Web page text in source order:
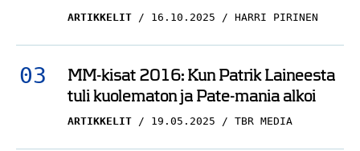
ARTIKKELIT 16.10.2025 HARRI PIRINEN
MM-kisat 2016: Kun Patrik Laineesta
tuli kuolematon ja Pate-mania alkoi
ARTIKKELIT 19.05.2025 TBR MEDIA